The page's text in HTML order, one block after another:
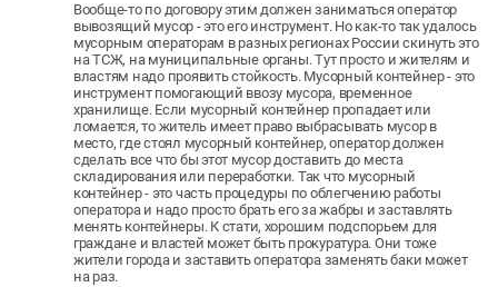
Вообще-то по договору этим должен заниматься оператор
вывозящий мусор - это его инструмент. Но как-то так удалось
мусорным операторам в разных регионах России скинуть это
на ТСЖ, на муниципальные органы. Тут просто и жителям и
властям надо проявить стойкость. Мусорный контейнер - это
инструмент помогающий ввозу мусора, временное
хранилище. Если мусорный контейнер пропадает или
ломается, то житель имеет право выбрасывать мусор в
место, где стоял мусорный контейнер, оператор должен
сделать все что бы этот мусор доставить до места
складирования или переработки. Так что мусорный
контейнер - это часть процедуры по облегчению работы
оператора и надо просто брать его за жабры и заставлять
менять контейнеры. К стати, хорошим подспорьем для
граждане и властей может быть прокуратура. Они тоже
жители города и заставить оператора заменять баки может
на раз.